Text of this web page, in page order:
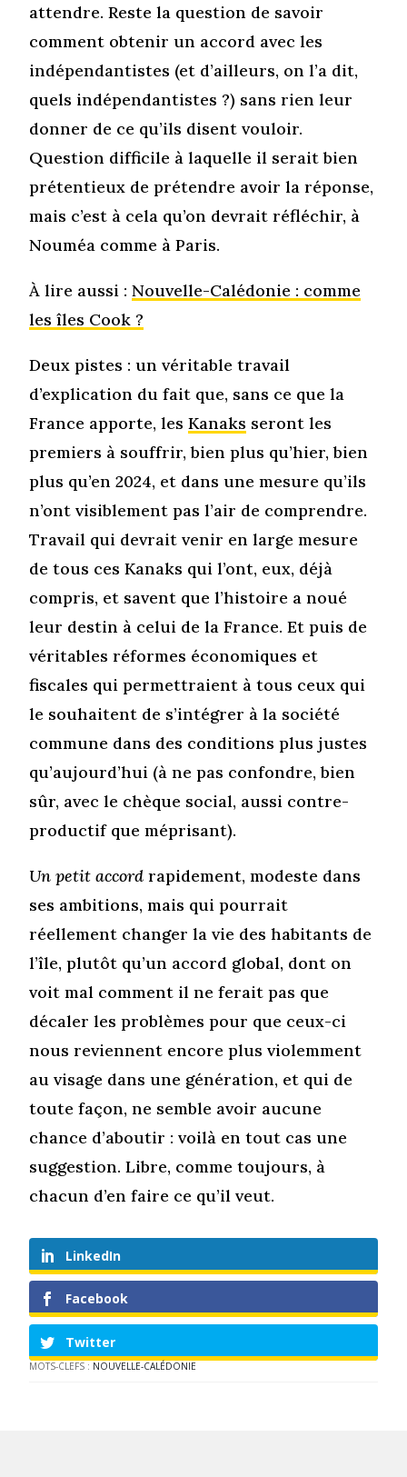
attendre. Reste la question de savoir
comment obtenir un accord avec les
indépendantistes (et d’ailleurs, on l’a dit,
quels indépendantistes ?) sans rien leur
donner de ce qu’ils disent vouloir.
Question difficile à laquelle il serait bien
prétentieux de prétendre avoir la réponse,
mais c’est à cela qu’on devrait réfléchir, à
Nouméa comme à Paris.
À lire aussi :Nouvelle-Calédonie : comme
les îles Cook ?
Deux pistes : un véritable travail
d’explication du fait que, sans ce que la
France apporte, lesKanaks seront les
premiers à souffrir, bien plus qu’hier, bien
plus qu’en 2024, et dans une mesure qu’ils
n’ont visiblement pas l’air de comprendre.
Travail qui devrait venir en large mesure
de tous ces Kanaks qui l’ont, eux, déjà
compris, et savent que l’histoire a noué
leur destin à celui de la France. Et puis de
véritables réformes économiques et
fiscales qui permettraient à tous ceux qui
le souhaitent de s’intégrer à la société
commune dans des conditions plus justes
qu’aujourd’hui (à ne pas confondre, bien
sûr, avec le chèque social, aussi contre-
productif que méprisant).
Un petit accord rapidement, modeste dans
ses ambitions, mais qui pourrait
réellement changer la vie des habitants de
l’île, plutôt qu’un accord global, dont on
voit mal comment il ne ferait pas que
décaler les problèmes pour que ceux-ci
nous reviennent encore plus violemment
au visage dans une génération, et qui de
toute façon, ne semble avoir aucune
chance d’aboutir : voilà en tout cas une
suggestion. Libre, comme toujours, à
chacun d’en faire ce qu’il veut.
LinkedIn
Facebook
Twitter
MOTS-CLEFS : NOUVELLE-CALÉDONIE